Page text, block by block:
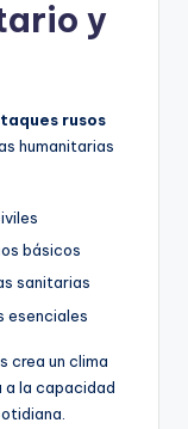
y
rusos
humanitarias
básicos
sanitarias
esenciales
crea un clima
a la capacidad